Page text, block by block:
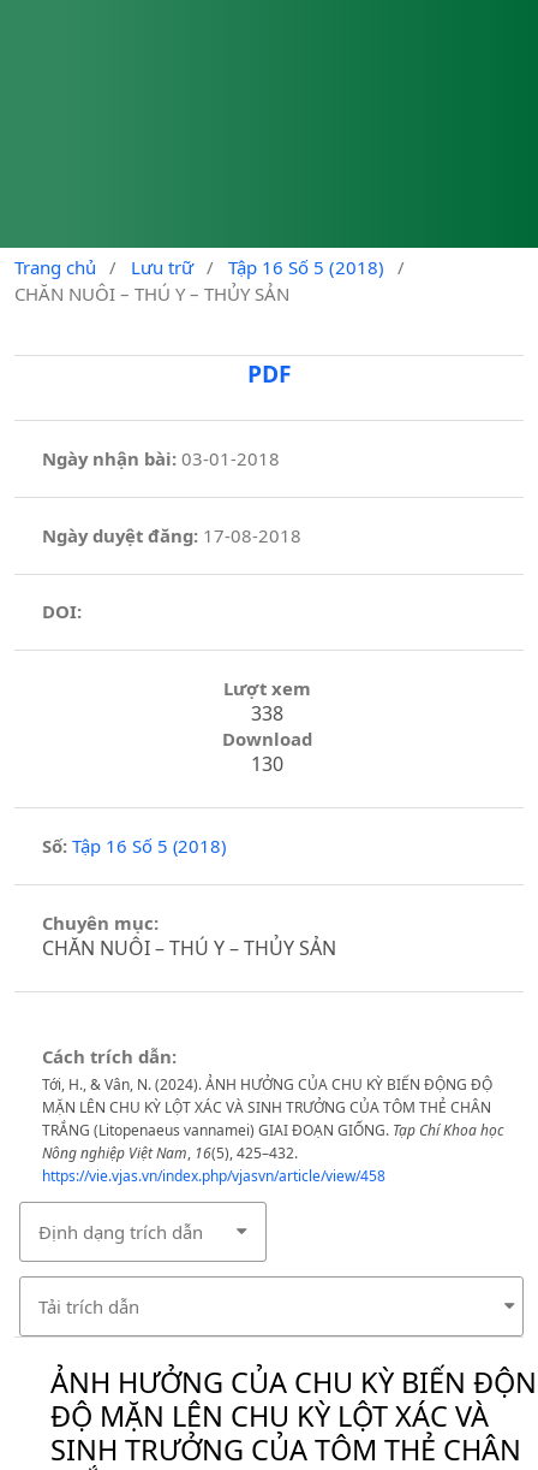
Trang chủ / Lưu trữ / Tập 16 Số 5 (2018)
/
CHĂN NUÔI – THÚ Y – THỦY SẢN
PDF
Ngày nhận bài: 03-01-2018
Ngày duyệt đăng:17-08-2018
DOI:
Lượt xem
338
Download
130
Số: Tập 16 Số 5 (2018)
Chuyên mục:
CHĂN NUÔI – THÚ Y – THỦY SẢN
Cách trích dẫn:
Tới, H., & Vân, N. (2024). ẢNH HƯỞNG CỦA CHU KỲ BIẾN ĐỘNG ĐỘ
MẶN LÊN CHU KỲ LỘT XÁC VÀ SINH TRƯỞNG CỦA TÔM THẺ CHÂN
TRẮNG (Litopenaeus vannamei) GIAI ĐOẠN GIỐNG. Tạp Chí Khoa học
Nông nghiệp Việt Nam, 16(5), 425–432.
https://vie.vjas.vn/index.php/vjasvn/article/view/458
Định dạng trích dẫn
Tải trích dẫn
ẢNH HƯỞNG CỦA CHU KỲ BIẾN
ĐỘ MẶN LÊN CHU KỲ LỘT XÁC VÀ
SINH TRƯỞNG CỦA TÔM THẺ CHÂN